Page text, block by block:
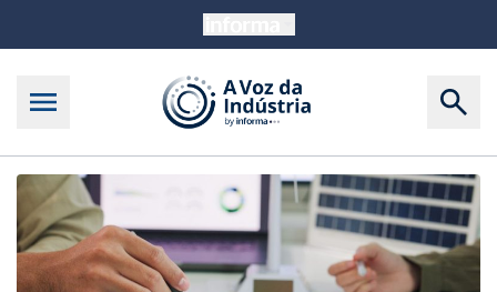
A Voz da Indústria